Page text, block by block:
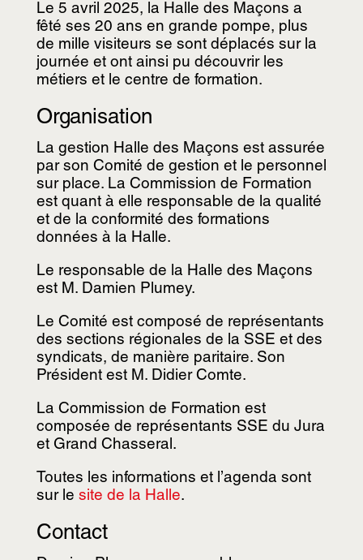
Le 5 avril 2025, la Halle des Maçons a
fêté ses 20 ans en grande pompe, plus
de mille visiteurs se sont déplacés sur la
journée et ont ainsi pu découvrir les
métiers et le centre de formation.
Organisation
La gestion Halle des Maçons est assurée
par son Comité de gestion et le personnel
sur place. La Commission de Formation
est quant à elle responsable de la qualité
et de la conformité des formations
données à la Halle.
Le responsable de la Halle des Maçons
est M. Damien Plumey.
Le Comité est composé de représentants
des sections régionales de la SSE et des
syndicats, de manière paritaire. Son
Président est M. Didier Comte.
La Commission de Formation est
composée de représentants SSE du Jura
et Grand Chasseral.
Toutes les informations et l’agenda sont
sur le site de la Halle.
Contact